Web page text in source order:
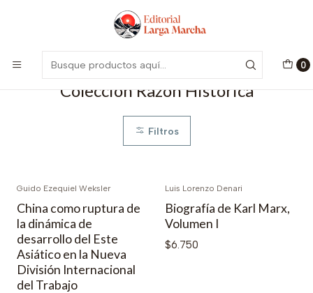
0
Encuentra nuestro catálogo aquí
Colección Razón Histórica
Filtros
Guido Ezequiel Weksler
China como ruptura de
la dinámica de
desarrollo del Este
Asiático en la Nueva
División Internacional
del Trabajo
Luis Lorenzo Denari
Biografía de Karl Marx,
Volumen I
$6.750